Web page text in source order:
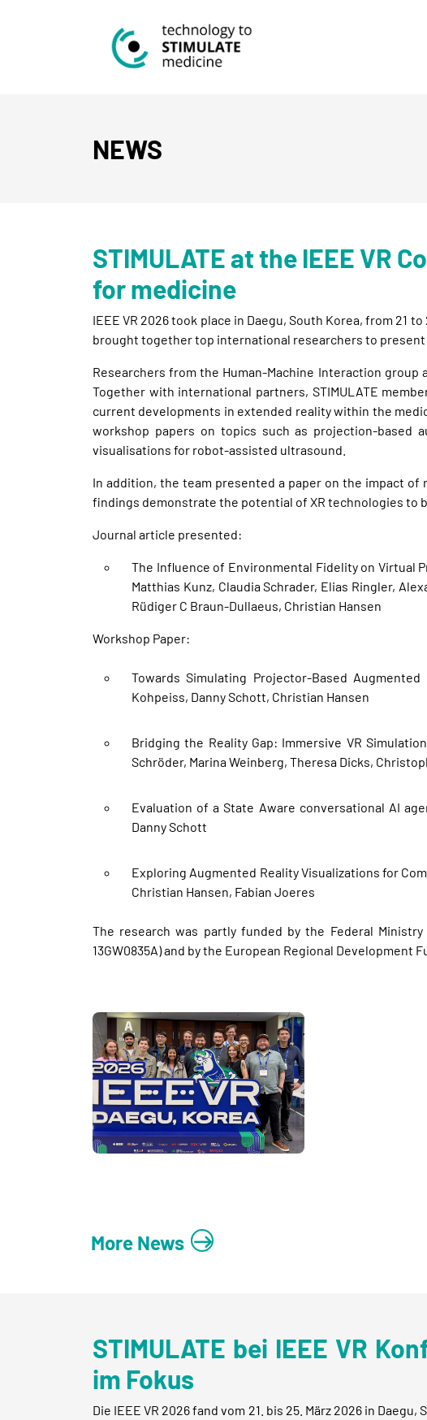
NEWS
STIMULATE at the IEEE VR
for medicine
IEEE VR 2026 took place in Daegu, South Korea, from 21
brought together top international researchers to
Researchers from the Human-Machine Interaction group
Together with international partners, STIMULATE
current developments in extended reality within the
workshop papers on topics such as projection-based
visualisations for robot-assisted ultrasound.
In addition, the team presented a paper on the impact
findings demonstrate the potential of XR technologies to
Journal article presented:
The Influence of Environmental Fidelity on Virtual
Matthias Kunz, Claudia Schrader, Elias Ringler,
Rüdiger C Braun-Dullaeus, Christian Hansen
Workshop Paper:
Towards Simulating Projector-Based
Kohpeiss, Danny Schott, Christian Hansen
Bridging the Reality Gap: Immersive VR
Schröder, Marina Weinberg, Theresa Dicks,
Evaluation of a State Aware conversational AI
Danny Schott
Exploring Augmented Reality Visualizations for
Christian Hansen, Fabian Joeres
The research was partly funded by the Federal
13GW0835A) and by the European Regional Development
More News
STIMULATE bei IEEE VR
im Fokus
Die IEEE VR 2026 fand vom 21. bis 25. März 2026 in